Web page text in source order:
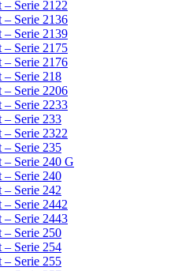
– Serie 2122
– Serie 2136
– Serie 2139
– Serie 2175
– Serie 2176
– Serie 218
– Serie 2206
– Serie 2233
– Serie 233
– Serie 2322
– Serie 235
– Serie 240 G
– Serie 240
– Serie 242
– Serie 2442
– Serie 2443
– Serie 250
– Serie 254
– Serie 255